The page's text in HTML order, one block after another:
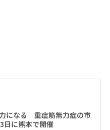
になる 重症筋無力症の市
日に熊本で開催